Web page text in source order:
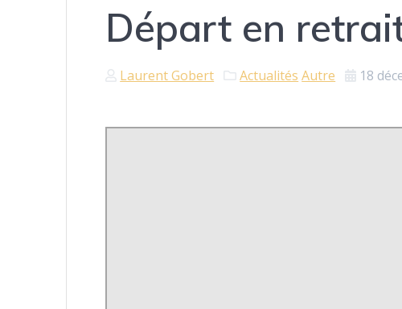
Départ en
Laurent Gobert Actualités Autre 18